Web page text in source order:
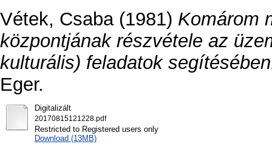
Vétek, Csaba(1981) Komárom
központjának részvétele az
kulturális) feladatok
Eger.
Digitalizált
20170815121228.pdf
Restricted to Registered users only
Download (13MB)